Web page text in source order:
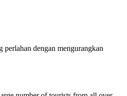
perlahan dengan mengurangkan